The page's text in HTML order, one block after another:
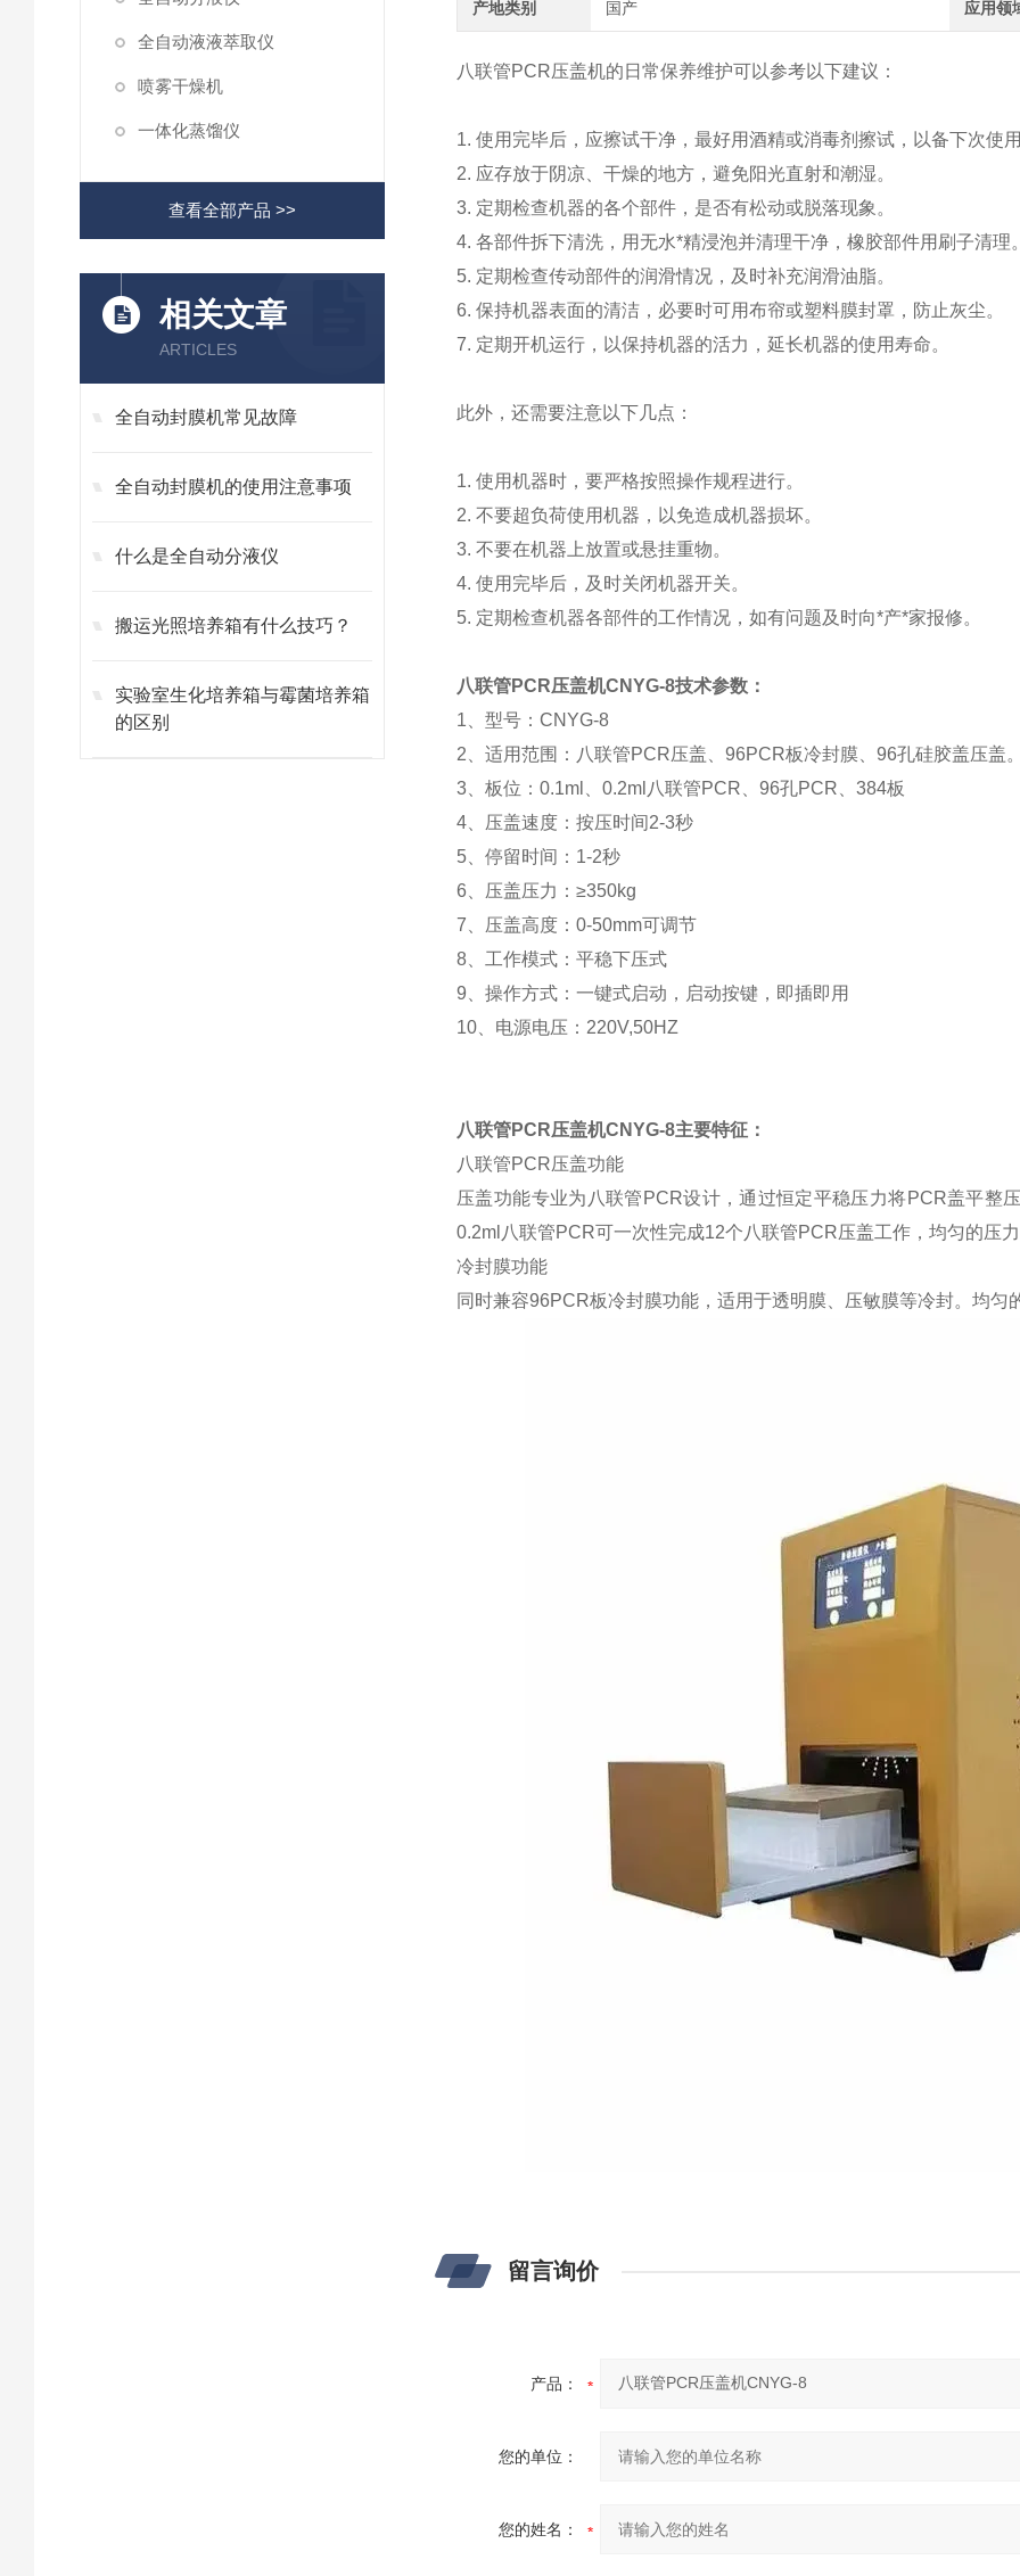
全自动液液萃取仪
喷雾干燥机
一体化蒸馏仪
查看全部产品 >>
相关文章
ARTICLES
全自动封膜机常见故障
全自动封膜机的使用注意事项
什么是全自动分液仪
搬运光照培养箱有什么技巧？
实验室生化培养箱与霉菌培养箱
的区别
产地类别 国产 应用领
八联管PCR压盖机的日常保养维护可以参考以下建议：
1. 使用完毕后，应擦试干净，最好用酒精或消毒剂擦试，以备下次使
2. 应存放于阴凉、干燥的地方，避免阳光直射和潮湿。
3. 定期检查机器的各个部件，是否有松动或脱落现象。
4. 各部件拆下清洗，用无水*精浸泡并清理干净，橡胶部件用刷子清理
5. 定期检查传动部件的润滑情况，及时补充润滑油脂。
6. 保持机器表面的清洁，必要时可用布帘或塑料膜封罩，防止灰尘。
7. 定期开机运行，以保持机器的活力，延长机器的使用寿命。
此外，还需要注意以下几点：
1. 使用机器时，要严格按照操作规程进行。
2. 不要超负荷使用机器，以免造成机器损坏。
3. 不要在机器上放置或悬挂重物。
4. 使用完毕后，及时关闭机器开关。
5. 定期检查机器各部件的工作情况，如有问题及时向*产*家报修。
八联管PCR压盖机CNYG-8技术参数：
1、型号：CNYG-8
2、适用范围：八联管PCR压盖、96PCR板冷封膜、96孔硅胶盖压盖
3、板位：0.1ml、0.2ml八联管PCR、96孔PCR、384板
4、压盖速度：按压时间2-3秒
5、停留时间：1-2秒
6、压盖压力：≥350kg
7、压盖高度：0-50mm可调节
8、工作模式：平稳下压式
9、操作方式：一键式启动，启动按键，即插即用
10、电源电压：220V,50HZ
八联管PCR压盖机CNYG-8主要特征：
八联管PCR压盖功能
压盖功能专业为八联管PCR设计，通过恒定平稳压力将PCR盖平整
0.2ml八联管PCR可一次性完成12个八联管PCR压盖工作，均匀的压
冷封膜功能
同时兼容96PCR板冷封膜功能，适用于透明膜、压敏膜等冷封。均
留言询价
产品：
您的单位：
您的姓名：